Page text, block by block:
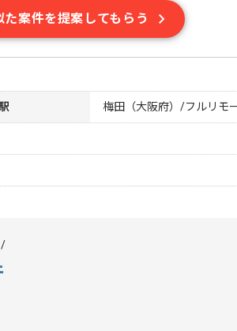
た案件を提案してもらう
梅田（大阪府）/フルリモ